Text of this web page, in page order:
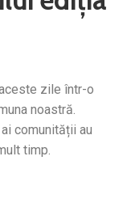
zile într-o
noastră.
comunității au
timp.